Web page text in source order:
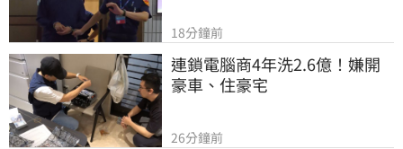
18分鐘前
連鎖電腦商4年洗2.6億！嫌開
豪車、住豪宅
26分鐘前